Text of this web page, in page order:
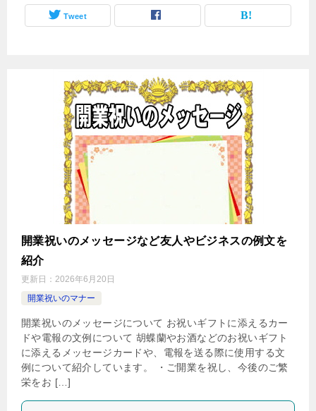
Tweet
開業祝いのメッセージなど友人やビジネスの例文を
紹介
更新日： 2026年6月20日
開業祝いのマナー
開業祝いのメッセージについて お祝いギフトに添えるカー
ドや電報の文例について 胡蝶蘭やお酒などのお祝いギフト
に添えるメッセージカードや、電報を送る際に使用する文
例について紹介しています。 ・ご開業を祝し、今後のご繁
栄をお […]